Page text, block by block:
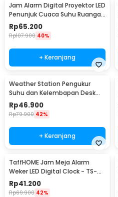
Jam Alarm Digital Proyektor LED
Penunjuk Cuaca Suhu Ruangan
- 8190
Rp65.200
Rp107.900 40%
+ Keranjang
Weather Station Pengukur
Suhu dan Kelembapan Desk
Jam Alarm - 3210
Rp46.900
Rp79.900 42%
+ Keranjang
TaffHOME Jam Meja Alarm
Weker LED Digital Clock - TS-
S60-W
Rp41.200
Rp69.900 42%